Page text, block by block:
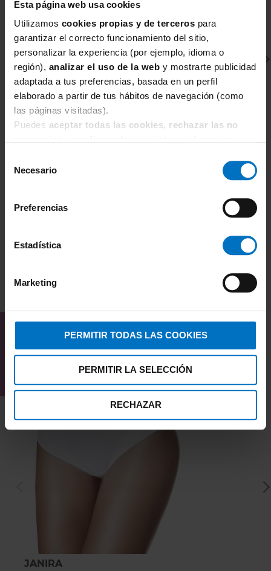
Esta página web usa cookies
Utilizamos cookies propias y de terceros para
garantizar el correcto funcionamiento del sitio,
personalizar la experiencia (por ejemplo, idioma o
región), analizar el uso de la web y mostrarte publicidad
adaptada a tus preferencias, basada en un perfil
elaborado a partir de tus hábitos de navegación (como
las páginas visitadas).
Puedes aceptar todas las cookies, rechazar las no
Necesario
Preferencias
Estadística
Marketing
PERMITIR TODAS LAS COOKIES
PERMITIR LA SELECCIÓN
RECHAZAR
INTERESAR
JANIRA